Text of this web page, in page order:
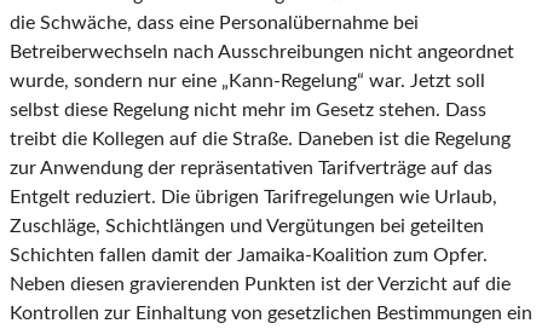
die Schwäche, dass eine Personalübernahme bei
Betreiberwechseln nach Ausschreibungen nicht angeordnet
wurde, sondern nur eine „Kann-Regelung“ war. Jetzt soll
selbst diese Regelung nicht mehr im Gesetz stehen. Dass
treibt die Kollegen auf die Straße. Daneben ist die Regelung
zur Anwendung der repräsentativen Tarifverträge auf das
Entgelt reduziert. Die übrigen Tarifregelungen wie Urlaub,
Zuschläge, Schichtlängen und Vergütungen bei geteilten
Schichten fallen damit der Jamaika-Koalition zum Opfer.
Neben diesen gravierenden Punkten ist der Verzicht auf die
Kontrollen zur Einhaltung von gesetzlichen Bestimmungen ein